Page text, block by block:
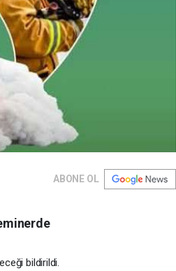
ABONE OL
bildirildi.